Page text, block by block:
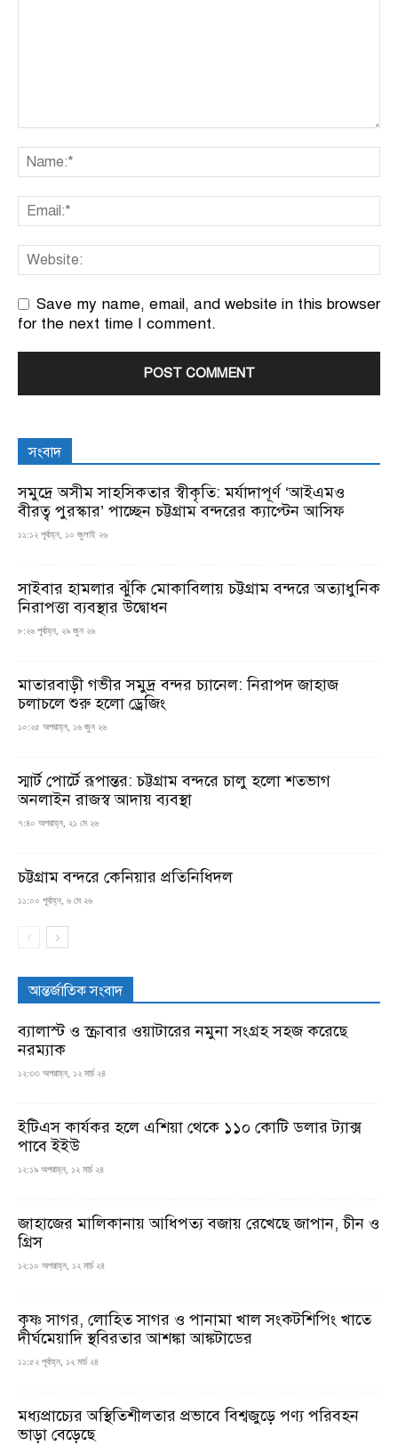
Save my name, email, and website in this browser
for the next time I comment.
সংবাদ
সমুদ্রে অসীম সাহসিকতার স্বীকৃতি: মর্যাদাপূর্ণ ‘আইএমও
বীরত্ব পুরস্কার’ পাচ্ছেন চট্টগ্রাম বন্দরের ক্যাপ্টেন আসিফ
১১:১২ পূর্বাহ্ন, ১০ জুলাই ২৬
সাইবার হামলার ঝুঁকি মোকাবিলায় চট্টগ্রাম বন্দরে অত্যাধুনিক
নিরাপত্তা ব্যবস্থার উদ্বোধন
৮:২৬ পূর্বাহ্ন, ২৯ জুন ২৬
মাতারবাড়ী গভীর সমুদ্র বন্দর চ্যানেল: নিরাপদ জাহাজ
চলাচলে শুরু হলো ড্রেজিং
১০:২৫ অপরাহ্ন, ১৬ জুন ২৬
স্মার্ট পোর্টে রূপান্তর: চট্টগ্রাম বন্দরে চালু হলো শতভাগ
অনলাইন রাজস্ব আদায় ব্যবস্থা
৭:৪০ অপরাহ্ন, ২১ মে ২৬
চট্টগ্রাম বন্দরে কেনিয়ার প্রতিনিধিদল
১১:০০ পূর্বাহ্ন, ৬ মে ২৬
আন্তর্জাতিক সংবাদ
ব্যালাস্ট ও স্ক্রাবার ওয়াটারের নমুনা সংগ্রহ সহজ করেছে
নরম্যাক
১২:৩৩ অপরাহ্ন, ১২ মার্চ ২৪
ইটিএস কার্যকর হলে এশিয়া থেকে ১১০ কোটি ডলার ট্যাক্স
পাবে ইইউ
১২:১৯ অপরাহ্ন, ১২ মার্চ ২৪
জাহাজের মালিকানায় আধিপত্য বজায় রেখেছে জাপান, চীন ও
গ্রিস
১২:১০ অপরাহ্ন, ১২ মার্চ ২৪
কৃষ্ণ সাগর, লোহিত সাগর ও পানামা খাল সংকটশিপিং খাতে
দীর্ঘমেয়াদি স্থবিরতার আশঙ্কা আঙ্কটাডের
১১:৫২ পূর্বাহ্ন, ১২ মার্চ ২৪
মধ্যপ্রাচ্যের অস্থিতিশীলতার প্রভাবে বিশ্বজুড়ে পণ্য পরিবহন
ভাড়া বেড়েছে